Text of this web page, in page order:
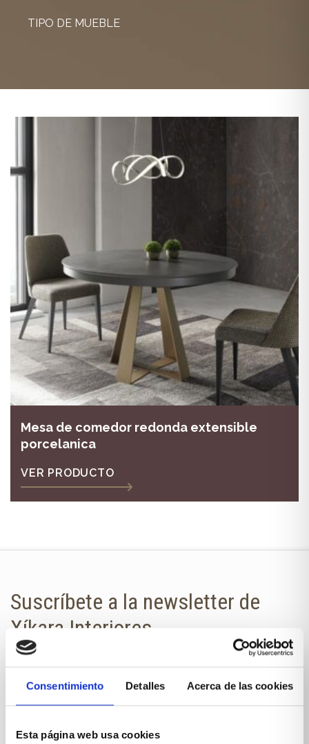
Consentimiento Detalles Acerca de las cookies
Esta página web usa cookies
TIPO DE MUEBLE
Mesa de comedor redonda extensible
porcelanica
VER PRODUCTO
Suscríbete a la newsletter de
Xíkara Interiores
¿Quieres estar al día de todas las
novedades?
No te pierdas nuestra newsletter en
tu correo.